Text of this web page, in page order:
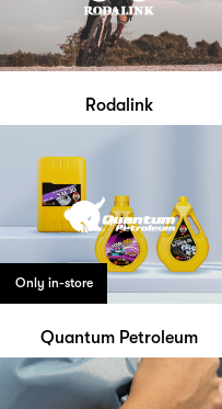
Rodalink
Only in-store
Quantum Petroleum